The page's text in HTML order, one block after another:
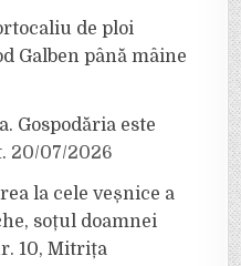
de ploi
Galben până mâine
Gospodăria este
20/07/2026
la cele veșnice a
soțul doamnei
10, Mitrița